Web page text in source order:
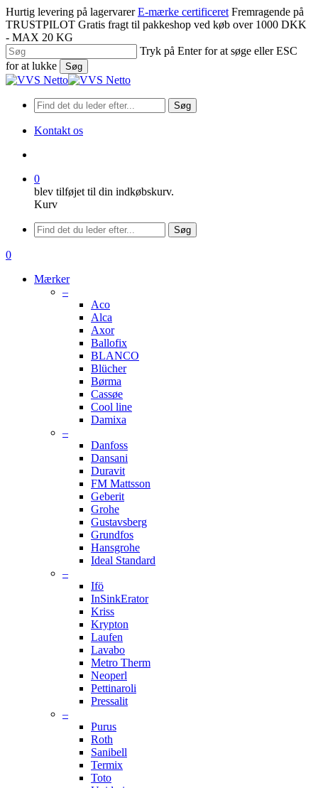
Spring
til
hovedindhold
Hurtig levering på lagervarer E-mærke certificeret Fremragende på
TRUSTPILOT Gratis fragt til pakkeshop ved køb over 1000 DKK
- MAX 20 KG
Tryk på Enter for at søge eller ESC
for at lukke
Søg
Luk
Søg
Kontakt os
0
blev tilføjet til din indkøbskurv.
Kurv
Menu
Søg
søge
0
Mærker
–
Aco
Alca
Axor
Ballofix
BLANCO
Blücher
Børma
Cassøe
Cool line
Damixa
–
Danfoss
Dansani
Duravit
FM Mattsson
Geberit
Grohe
Gustavsberg
Grundfos
Hansgrohe
Ideal Standard
–
Ifö
InSinkErator
Kriss
Krypton
Laufen
Lavabo
Metro Therm
Neoperl
Pettinaroli
Pressalit
–
Purus
Roth
Sanibell
Termix
Toto